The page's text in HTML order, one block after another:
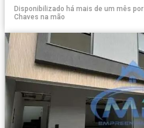
Disponibilizado há mais de um mês por
Chaves na mão